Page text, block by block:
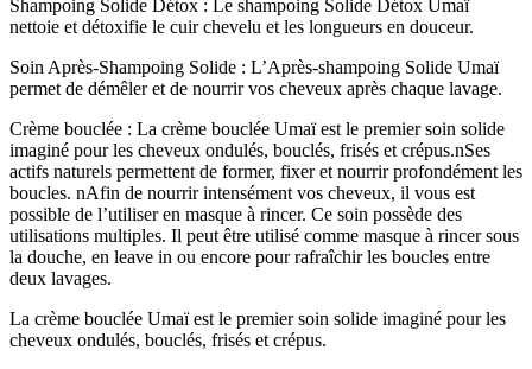
Shampoing Solide Détox : Le shampoing Solide Détox Umaï
nettoie et détoxifie le cuir chevelu et les longueurs en douceur.
Soin Après-Shampoing Solide : L’Après-shampoing Solide Umaï
permet de démêler et de nourrir vos cheveux après chaque lavage.
Crème bouclée : La crème bouclée Umaï est le premier soin solide
imaginé pour les cheveux ondulés, bouclés, frisés et crépus.nSes
actifs naturels permettent de former, fixer et nourrir profondément les
boucles. nAfin de nourrir intensément vos cheveux, il vous est
possible de l’utiliser en masque à rincer. Ce soin possède des
utilisations multiples. Il peut être utilisé comme masque à rincer sous
la douche, en leave in ou encore pour rafraîchir les boucles entre
deux lavages.
La crème bouclée Umaï est le premier soin solide imaginé pour les
cheveux ondulés, bouclés, frisés et crépus.